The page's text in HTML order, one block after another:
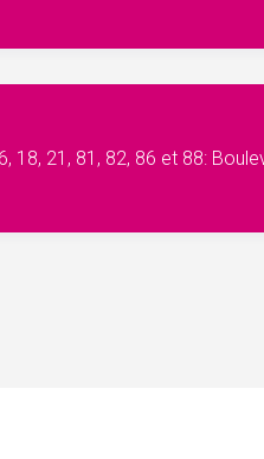
18, 21, 81, 82, 86 et 88: